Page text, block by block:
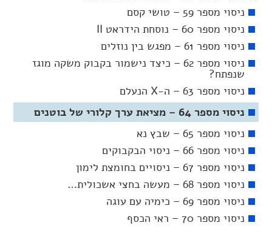
ניסוי מספר 59 – טושי קסם
ניסוי מספר 60 – נוסחת הידראט II
ניסוי מספר 61 – מפגש בין נוזלים
ניסוי מספר 62 – כיצד נישמור בקבוק משקה מוגז
שנפתח?
ניסוי מספר 63 – ה-X הנעלם
ניסוי מספר 64 – מציאת ערך קלורי של בוטנים
ניסוי מספר 65 – שבץ נא
ניסוי מספר 66 – ניסוי הבקבוקים
ניסוי מספר 67 – ניסויים בחומצת לימון
ניסוי מספר 68 – מעשה בחצי אשכולית…
ניסוי מספר 69 – כימיה עם עוגה
ניסוי מספר 70 – ראי הכסף